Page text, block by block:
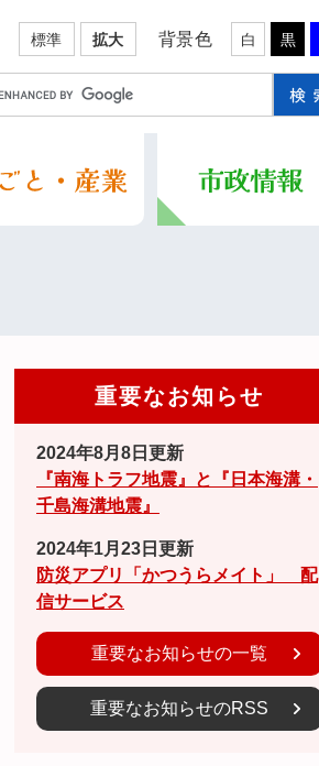
標準 拡大 背景色 白 黒
重要なお知らせ
2024年8月8日更新
『南海トラフ地震』と『日本海溝・
千島海溝地震』
2024年1月23日更新
防災アプリ「かつうらメイト」 配
信サービス
重要なお知らせの一覧
重要なお知らせのRSS